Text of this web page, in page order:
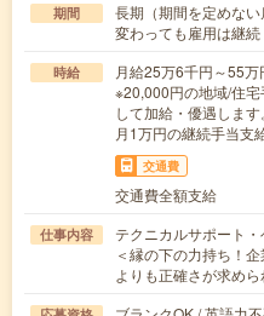
期間
長期（期間を定めな
変わっても雇用は継続
時給
月給25万6千円～55万
※20,000円の地域/住
して加給・優遇しま
月1万円の継続手当支
交通費
交通費全額支給
仕事内容
テクニカルサポート
＜縁の下の力持ち！
よりも正確さが求め